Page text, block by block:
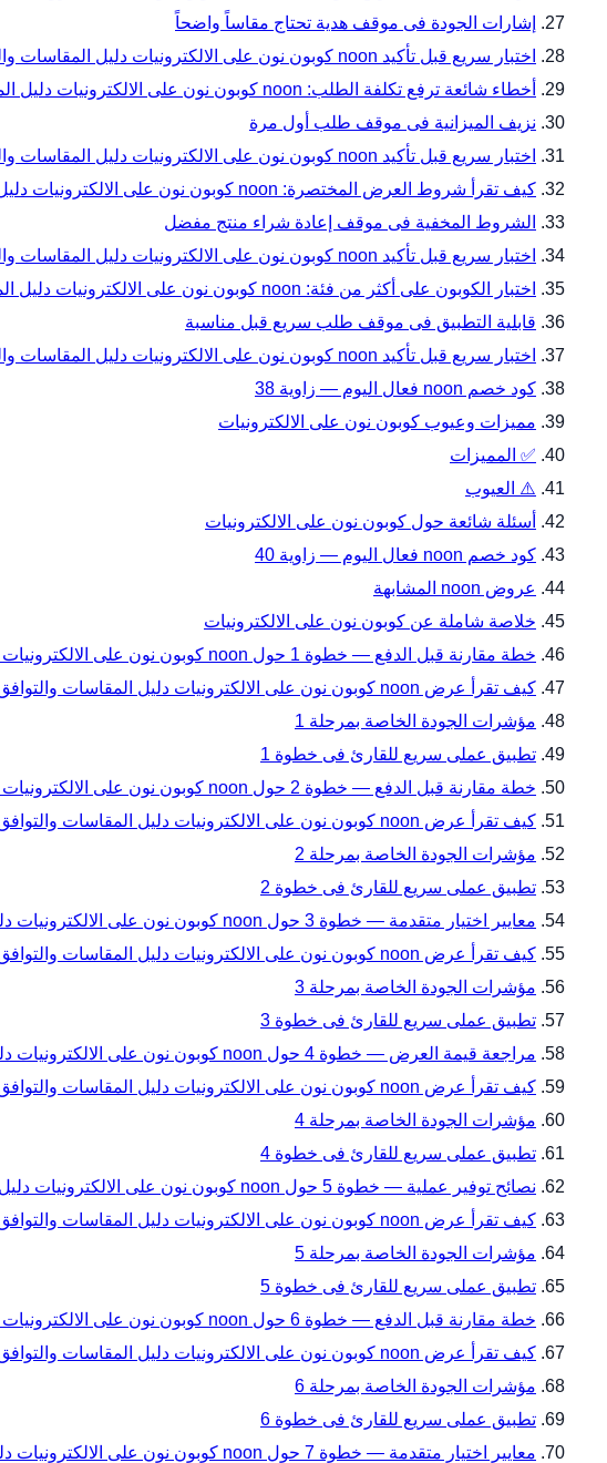
إشارات الجودة فى موقف هدية تحتاج مقاساً واضحاً
اختبار سريع قبل تأكيد noon كوبون نون على الالكترونيات دليل المقاسات والتوافق قبل الدفع — زاوية 28
أخطاء شائعة ترفع تكلفة الطلب: noon كوبون نون على الالكترونيات دليل المقاسات والتوافق قبل الدفع مع noon
نزيف الميزانية فى موقف طلب أول مرة
اختبار سريع قبل تأكيد noon كوبون نون على الالكترونيات دليل المقاسات والتوافق قبل الدفع — زاوية 31
كيف تقرأ شروط العرض المختصرة: noon كوبون نون على الالكترونيات دليل المقاسات والتوافق قبل الدفع مع noon
الشروط المخفية فى موقف إعادة شراء منتج مفضل
اختبار سريع قبل تأكيد noon كوبون نون على الالكترونيات دليل المقاسات والتوافق قبل الدفع — زاوية 34
اختبار الكوبون على أكثر من فئة: noon كوبون نون على الالكترونيات دليل المقاسات والتوافق قبل الدفع مع noon
قابلية التطبيق فى موقف طلب سريع قبل مناسبة
اختبار سريع قبل تأكيد noon كوبون نون على الالكترونيات دليل المقاسات والتوافق قبل الدفع — زاوية 37
كود خصم noon فعال اليوم — زاوية 38
مميزات وعيوب كوبون نون على الالكترونيات
✅ المميزات
⚠️ العيوب
أسئلة شائعة حول كوبون نون على الالكترونيات
كود خصم noon فعال اليوم — زاوية 40
عروض noon المشابهة
خلاصة شاملة عن كوبون نون على الالكترونيات
خطة مقارنة قبل الدفع — خطوة 1 حول noon كوبون نون على الالكترونيات دليل المقاسات والتوافق قبل الدفع من noon فى السعودية
كيف تقرأ عرض noon كوبون نون على الالكترونيات دليل المقاسات والتوافق قبل الدفع ضمن خطة مقارنة قبل الدفع — خطوة 1؟
مؤشرات الجودة الخاصة بمرحلة 1
تطبيق عملى سريع للقارئ فى خطوة 1
خطة مقارنة قبل الدفع — خطوة 2 حول noon كوبون نون على الالكترونيات دليل المقاسات والتوافق قبل الدفع من noon فى السعودية
كيف تقرأ عرض noon كوبون نون على الالكترونيات دليل المقاسات والتوافق قبل الدفع ضمن خطة مقارنة قبل الدفع — خطوة 2؟
مؤشرات الجودة الخاصة بمرحلة 2
تطبيق عملى سريع للقارئ فى خطوة 2
معايير اختيار متقدمة — خطوة 3 حول noon كوبون نون على الالكترونيات دليل المقاسات والتوافق قبل الدفع من noon فى السعودية
كيف تقرأ عرض noon كوبون نون على الالكترونيات دليل المقاسات والتوافق قبل الدفع ضمن معايير اختيار متقدمة — خطوة 3؟
مؤشرات الجودة الخاصة بمرحلة 3
تطبيق عملى سريع للقارئ فى خطوة 3
مراجعة قيمة العرض — خطوة 4 حول noon كوبون نون على الالكترونيات دليل المقاسات والتوافق قبل الدفع من noon فى السعودية
كيف تقرأ عرض noon كوبون نون على الالكترونيات دليل المقاسات والتوافق قبل الدفع ضمن مراجعة قيمة العرض — خطوة 4؟
مؤشرات الجودة الخاصة بمرحلة 4
تطبيق عملى سريع للقارئ فى خطوة 4
نصائح توفير عملية — خطوة 5 حول noon كوبون نون على الالكترونيات دليل المقاسات والتوافق قبل الدفع من noon فى السعودية
كيف تقرأ عرض noon كوبون نون على الالكترونيات دليل المقاسات والتوافق قبل الدفع ضمن نصائح توفير عملية — خطوة 5؟
مؤشرات الجودة الخاصة بمرحلة 5
تطبيق عملى سريع للقارئ فى خطوة 5
خطة مقارنة قبل الدفع — خطوة 6 حول noon كوبون نون على الالكترونيات دليل المقاسات والتوافق قبل الدفع من noon فى السعودية
كيف تقرأ عرض noon كوبون نون على الالكترونيات دليل المقاسات والتوافق قبل الدفع ضمن خطة مقارنة قبل الدفع — خطوة 6؟
مؤشرات الجودة الخاصة بمرحلة 6
تطبيق عملى سريع للقارئ فى خطوة 6
معايير اختيار متقدمة — خطوة 7 حول noon كوبون نون على الالكترونيات دليل المقاسات والتوافق قبل الدفع من noon فى السعودية